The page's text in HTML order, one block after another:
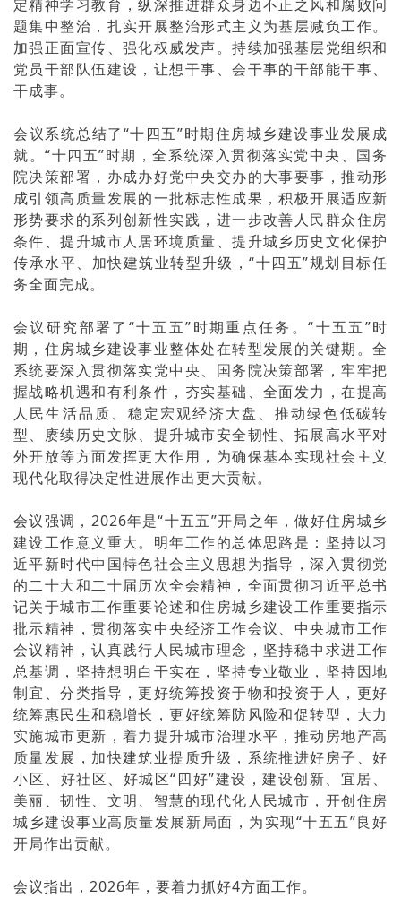
定精神学习教育，纵深推进群众身边不正之风和腐败问
题集中整治，扎实开展整治形式主义为基层减负工作。
加强正面宣传、强化权威发声。持续加强基层党组织和
党员干部队伍建设，让想干事、会干事的干部能干事、
干成事。
会议系统总结了“十四五”时期住房城乡建设事业发展成
就。“十四五”时期，全系统深入贯彻落实党中央、国务
院决策部署，办成办好党中央交办的大事要事，推动形
成引领高质量发展的一批标志性成果，积极开展适应新
形势要求的系列创新性实践，进一步改善人民群众住房
条件、提升城市人居环境质量、提升城乡历史文化保护
传承水平、加快建筑业转型升级，“十四五”规划目标任
务全面完成。
会议研究部署了“十五五”时期重点任务。“十五五”时
期，住房城乡建设事业整体处在转型发展的关键期。全
系统要深入贯彻落实党中央、国务院决策部署，牢牢把
握战略机遇和有利条件，夯实基础、全面发力，在提高
人民生活品质、稳定宏观经济大盘、推动绿色低碳转
型、赓续历史文脉、提升城市安全韧性、拓展高水平对
外开放等方面发挥更大作用，为确保基本实现社会主义
现代化取得决定性进展作出更大贡献。
会议强调，2026年是“十五五”开局之年，做好住房城乡
建设工作意义重大。明年工作的总体思路是：坚持以习
近平新时代中国特色社会主义思想为指导，深入贯彻党
的二十大和二十届历次全会精神，全面贯彻习近平总书
记关于城市工作重要论述和住房城乡建设工作重要指示
批示精神，贯彻落实中央经济工作会议、中央城市工作
会议精神，认真践行人民城市理念，坚持稳中求进工作
总基调，坚持想明白干实在，坚持专业敬业，坚持因地
制宜、分类指导，更好统筹投资于物和投资于人，更好
统筹惠民生和稳增长，更好统筹防风险和促转型，大力
实施城市更新，着力提升城市治理水平，推动房地产高
质量发展，加快建筑业提质升级，系统推进好房子、好
小区、好社区、好城区“四好”建设，建设创新、宜居、
美丽、韧性、文明、智慧的现代化人民城市，开创住房
城乡建设事业高质量发展新局面，为实现“十五五”良好
开局作出贡献。
会议指出，2026年，要着力抓好4方面工作。